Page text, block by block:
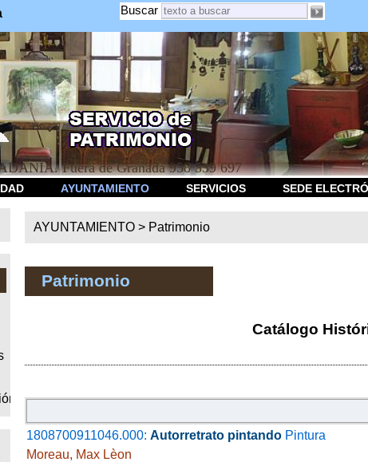
Buscar
Fuera de Granada 958 539 697
AYUNTAMIENTO SERVICIOS SEDE
AYUNTAMIENTO > Patrimonio
Patrimonio
Catálogo
1808700911046.000: Autorretrato pintando Pintura
Moreau, Max Lèon